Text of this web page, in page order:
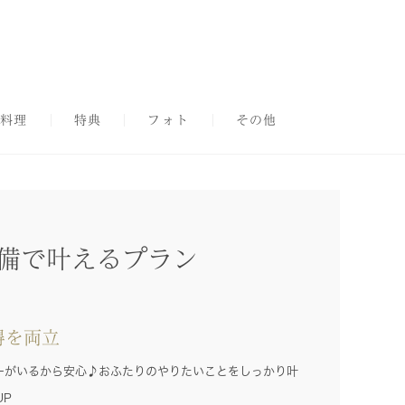
料理 特典 フォト その他
で叶えるプラン
両立
いるから安心♪おふたりのやりたいことをしっかり叶